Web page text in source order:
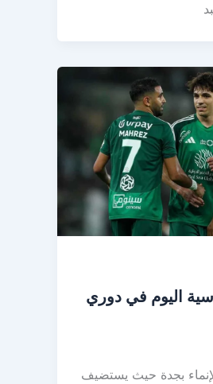
اليوم في دوري
بجدة حيث يستضيف